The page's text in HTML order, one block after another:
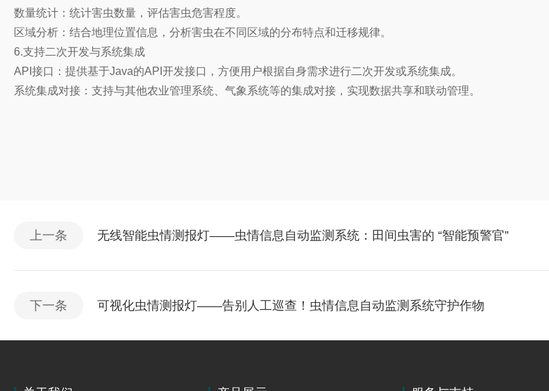
数量统计：统计害虫数量，评估害虫危害程度。
区域分析：结合地理位置信息，分析害虫在不同区域的分布特点和迁移规律。
6.支持二次开发与系统集成
API接口：提供基于Java的API开发接口，方便用户根据自身需求进行二次开发或系统集成。
系统集成对接：支持与其他农业管理系统、气象系统等的集成对接，实现数据共享和联动管理。
上一条 无线智能虫情测报灯——虫情信息自动监测系统：田间虫害的 “智能预警官”
下一条 可视化虫情测报灯——告别人工巡查！虫情信息自动监测系统守护作物